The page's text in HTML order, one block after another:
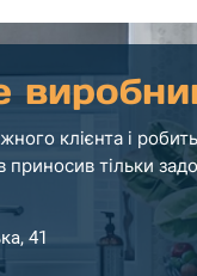
клієнта і
приносив тільки
41